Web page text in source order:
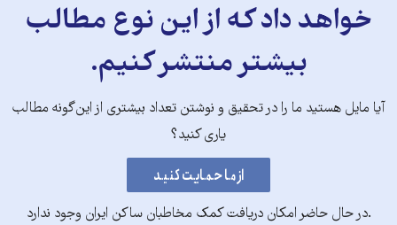
خواهد داد که از این نوع مطالب
بیشتر منتشر کنیم.
آیا مایل هستید ما را در تحقیق و نوشتن تعداد بیشتری از این‌گونه مطالب
یاری کنید؟
.در حال حاضر امکان دریافت کمک مخاطبان ساکن ایران وجود ندارد